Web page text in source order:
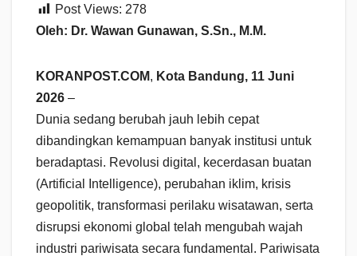
Post Views: 278
Oleh: Dr. Wawan Gunawan, S.Sn., M.M.
KORANPOST.COM, Kota Bandung, 11 Juni
2026 –
Dunia sedang berubah jauh lebih cepat
dibandingkan kemampuan banyak institusi untuk
beradaptasi. Revolusi digital, kecerdasan buatan
(Artificial Intelligence), perubahan iklim, krisis
geopolitik, transformasi perilaku wisatawan, serta
disrupsi ekonomi global telah mengubah wajah
industri pariwisata secara fundamental. Pariwisata